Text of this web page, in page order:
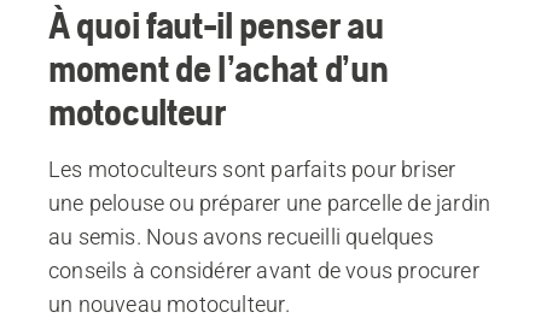
À quoi faut-il penser au
moment de l’achat d’un
motoculteur
Les motoculteurs sont parfaits pour briser
une pelouse ou préparer une parcelle de jardin
au semis. Nous avons recueilli quelques
conseils à considérer avant de vous procurer
un nouveau motoculteur.